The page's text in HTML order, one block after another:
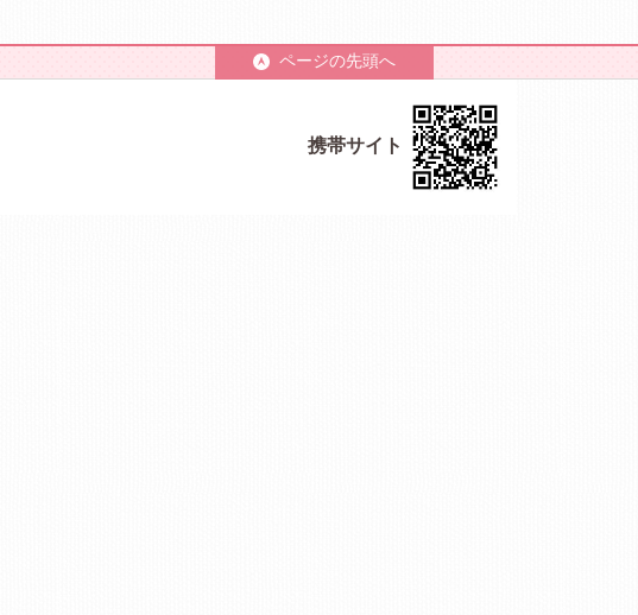
ページの先頭へ
携帯サイト